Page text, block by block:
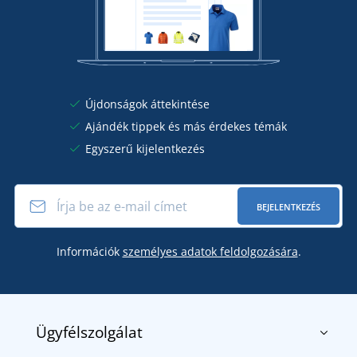
Újdonságok áttekintése
Ajándék tippek és más érdekes témák
Egyszerű kijelentkezés
BEJELENTKEZÉS
Információk személyes adatok feldolgozására.
Ügyfélszolgálat